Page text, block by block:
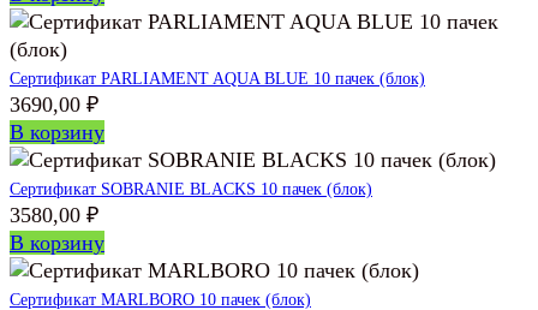
Сертификат PARLIAMENT AQUA BLUE 10 пачек (блок)
3690,00 ₽
В корзину
Сертификат SOBRANIE BLACKS 10 пачек (блок)
3580,00 ₽
В корзину
Сертификат MARLBORO 10 пачек (блок)